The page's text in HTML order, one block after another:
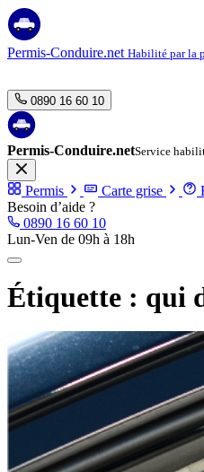
Aller
au
contenu
Permis-Conduire.net Habilité par la
0890 16 60 10
Permis-Conduire.netService
Permis Carte grise
Besoin d’aide ?
0890 16 60 10
Lun-Ven de 09h à 18h
Étiquette : qui